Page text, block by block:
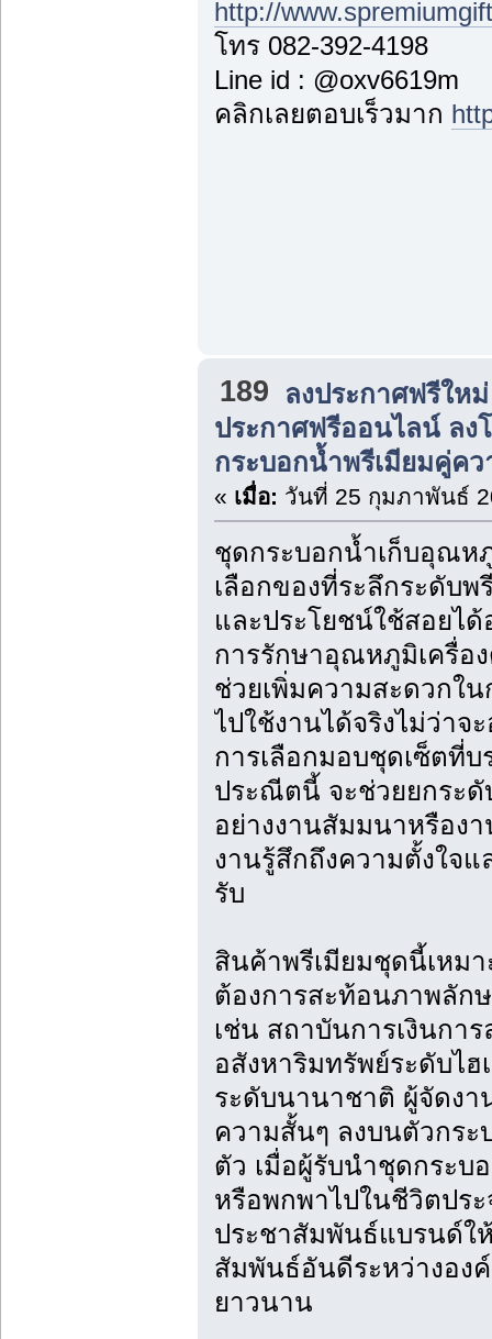
http://
โทร 082-392-4198
Line id : @oxv6619m
คลิกเลยตอบเร็วมาก
189
ลงประกาศฟรีให
ประกาศฟรีออนไลน์ ล
กระบอกน้ำพรีเมียมคู่คว
« เมื่อ: วันที่ 25 กุมภาพันธ์
ชุดกระบอกน้ำเก็บอุณห
เลือกของที่ระลึกระดับ
และประโยชน์ใช้สอยไ
การรักษาอุณหภูมิเครื่อ
ช่วยเพิ่มความสะดวกใ
ไปใช้งานได้จริงไม่ว่าจ
การเลือกมอบชุดเซ็ตที่บ
ประณีตนี้ จะช่วยยกระ
อย่างงานสัมมนาหรือง
งานรู้สึกถึงความตั้งใจ
รับ
สินค้าพรีเมียมชุดนี้เหม
ต้องการสะท้อนภาพลั
เช่น สถาบันการเงินกา
อสังหาริมทรัพย์ระดับไ
ระดับนานาชาติ ผู้จัดง
ความสั้นๆ ลงบนตัวกระ
ตัว เมื่อผู้รับนำชุดกระบ
หรือพกพาไปในชีวิตปร
ประชาสัมพันธ์แบรนด์ใ
สัมพันธ์อันดีระหว่างอง
ยาวนาน